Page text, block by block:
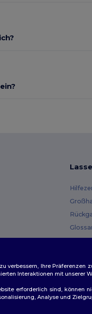
Ihre Präferenzen
Interaktionen mit unserer
erforderlich sind,
Analyse und